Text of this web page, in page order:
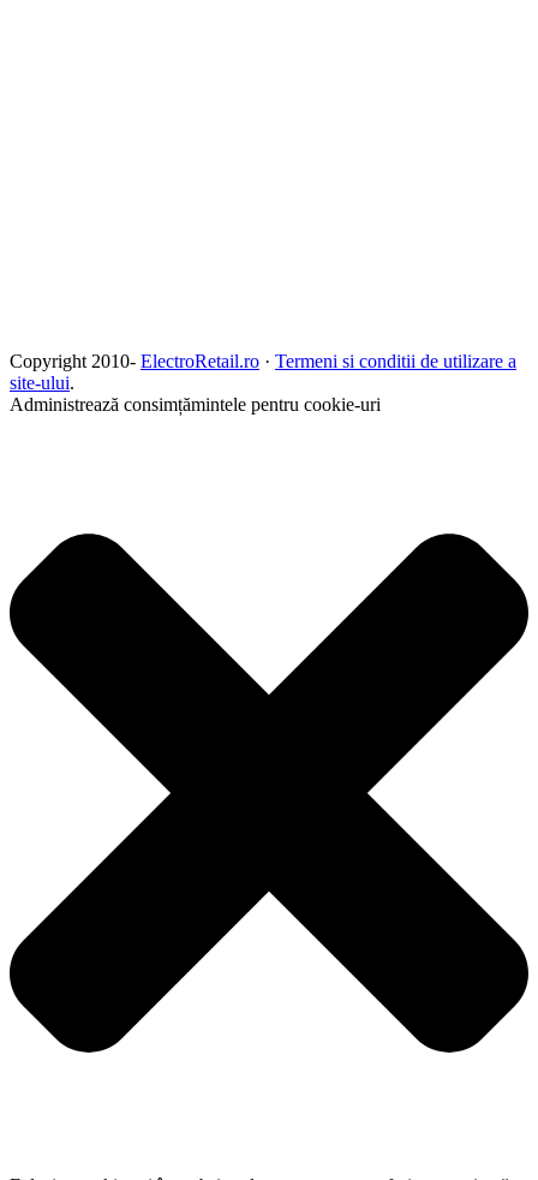
Copyright 2010- ElectroRetail.ro · Termeni si conditii de utilizare a
site-ului.
Administrează consimțămintele pentru cookie-uri